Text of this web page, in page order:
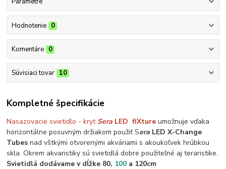
Hodnotenie 0
Komentáre 0
Súvisiaci tovar 10
Kompletné špecifikácie
Nasazovacie svietidlo - kryt Sera LED fiXture umožnuje vďaka
horizontálne posuvným držiakom použiť Sera LED X-Change
Tubes nad vštkými otvorenými akváriami s akoukoľvek hrúbkou
skla. Okrem akvaristiky sú svietidlá dobre použiteľné aj teraristike.
Svietidlá dodávame v dĺžke 80, 100 a 120cm